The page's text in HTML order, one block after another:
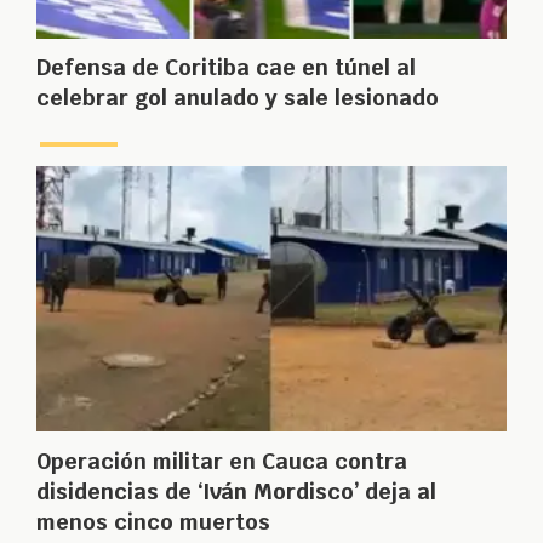
Defensa de Coritiba cae en túnel al
celebrar gol anulado y sale lesionado
Operación militar en Cauca contra
disidencias de ‘Iván Mordisco’ deja al
menos cinco muertos